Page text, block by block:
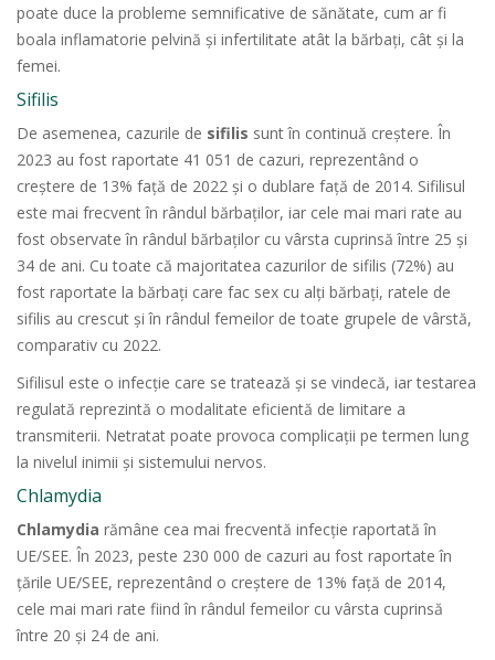
poate duce la probleme semnificative de sănătate, cum ar fi
boala inflamatorie pelvină și infertilitate atât la bărbați, cât și la
femei.
Sifilis
De asemenea, cazurile de sifilis sunt în continuă creștere. În
2023 au fost raportate 41 051 de cazuri, reprezentând o
creștere de 13% față de 2022 și o dublare față de 2014. Sifilisul
este mai frecvent în rândul bărbaților, iar cele mai mari rate au
fost observate în rândul bărbaților cu vârsta cuprinsă între 25 și
34 de ani. Cu toate că majoritatea cazurilor de sifilis (72%) au
fost raportate la bărbați care fac sex cu alți bărbați, ratele de
sifilis au crescut și în rândul femeilor de toate grupele de vârstă,
comparativ cu 2022.
Sifilisul este o infecție care se tratează și se vindecă, iar testarea
regulată reprezintă o modalitate eficientă de limitare a
transmiterii. Netratat poate provoca complicații pe termen lung
la nivelul inimii și sistemului nervos.
Chlamydia
Chlamydia rămâne cea mai frecventă infecție raportată în
UE/SEE. În 2023, peste 230 000 de cazuri au fost raportate în
țările UE/SEE, reprezentând o creștere de 13% față de 2014,
cele mai mari rate fiind în rândul femeilor cu vârsta cuprinsă
între 20 și 24 de ani.